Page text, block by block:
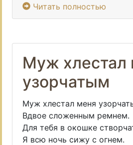
Читать полностью
Муж хлестал
узорчатым
Муж хлестал меня
Вдвое сложенным ремнем.
Для тебя в окошке
Я всю ночь сижу с огнем.